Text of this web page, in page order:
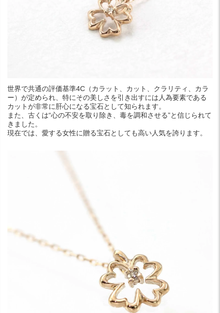
世界で共通の評価基準4C（カラット、カット、クラリティ、カラ
ー）が定められ、特にその美しさを引き出すには人為要素である
カットが非常に肝心になる宝石として知られます。
また、古くは“心の不安を取り除き、毒を調和させる”と信じられて
きました。
現在では、愛する女性に贈る宝石としても高い人気を誇ります。